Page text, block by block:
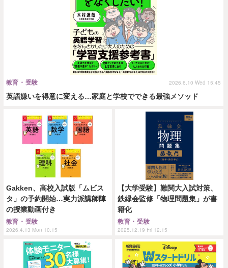
英語嫌いを得意に変える…家庭と学校でできる最強メソッド
教育・受験 2026.6.10 Wed 15:45
Gakken、高校入試版「ムビス
タ」の予約開始…実力派講師陣
の授業動画付き
教育・受験
2026.4.13 Mon 10:15
【大学受験】難関大入試対策、
鉄緑会監修「物理問題集」が書
籍化
教育・受験
2025.12.19 Fri 12:15